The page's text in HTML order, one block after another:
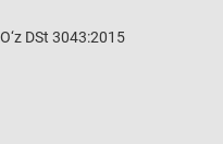
O‘z DSt 3043:2015